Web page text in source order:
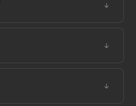
↓
↓
↓